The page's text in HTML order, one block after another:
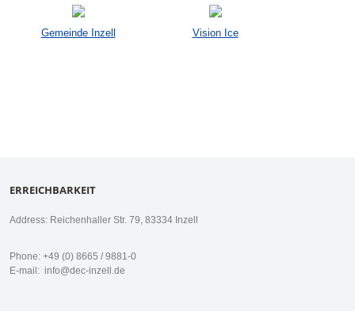
Gemeinde Inzell Vision Ice
ERREICHBARKEIT
Address: Reichenhaller Str. 79, 83334 Inzell
Phone: +49 (0) 8665 / 9881-0
E-mail: info@dec-inzell.de